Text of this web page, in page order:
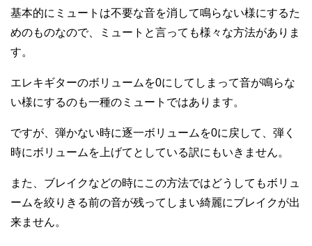
基本的にミュートは不要な音を消して鳴らない様にするた
めのものなので、ミュートと言っても様々な方法がありま
す。
エレキギターのボリュームを0にしてしまって音が鳴らな
い様にするのも一種のミュートではあります。
ですが、弾かない時に逐一ボリュームを0に戻して、弾く
時にボリュームを上げてとしている訳にもいきません。
また、ブレイクなどの時にこの方法ではどうしてもボリュ
ームを絞りきる前の音が残ってしまい綺麗にブレイクが出
来ません。